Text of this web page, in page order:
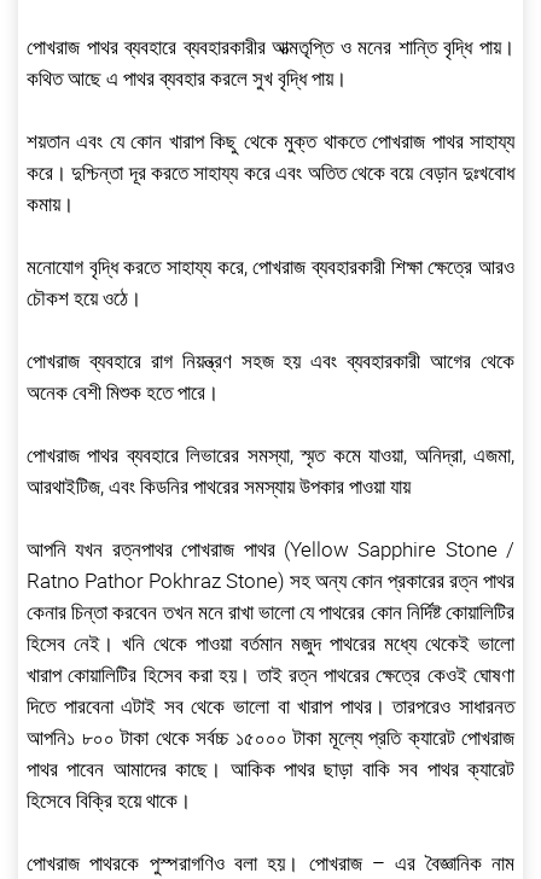
পোখরাজ পাথর ব্যবহারে ব্যবহারকারীর আত্মতৃপ্তি ও মনের শান্তি বৃদ্ধি পায়।
কথিত আছে এ পাথর ব্যবহার করলে সুখ বৃদ্ধি পায়।
শয়তান এবং যে কোন খারাপ কিছু থেকে মুক্ত থাকতে পোখরাজ পাথর সাহায্য
করে। দুশ্চিন্তা দূর করতে সাহায্য করে এবং অতিত থেকে বয়ে বেড়ান দুঃখবোধ
কমায়।
মনোযোগ বৃদ্ধি করতে সাহায্য করে, পোখরাজ ব্যবহারকারী শিক্ষা ক্ষেত্রে আরও
চৌকশ হয়ে ওঠে।
পোখরাজ ব্যবহারে রাগ নিয়ন্ত্রণ সহজ হয় এবং ব্যবহারকারী আগের থেকে
অনেক বেশী মিশুক হতে পারে।
পোখরাজ পাথর ব্যবহারে লিভারের সমস্যা, স্মৃত কমে যাওয়া, অনিদ্রা, এজমা,
আরথাইটিজ, এবং কিডনির পাথরের সমস্যায় উপকার পাওয়া যায়
আপনি যখন রত্নপাথর পোখরাজ পাথর (Yellow Sapphire Stone /
Ratno Pathor Pokhraz Stone) সহ অন্য কোন প্রকারের রত্ন পাথর
কেনার চিন্তা করবেন তখন মনে রাখা ভালো যে পাথরের কোন নির্দিষ্ট কোয়ালিটির
হিসেব নেই। খনি থেকে পাওয়া বর্তমান মজুদ পাথরের মধ্যে থেকেই ভালো
খারাপ কোয়ালিটির হিসেব করা হয়। তাই রত্ন পাথরের ক্ষেত্রে কেওই ঘোষণা
দিতে পারবেনা এটাই সব থেকে ভালো বা খারাপ পাথর। তারপরেও সাধারনত
আপনি১ ৮০০ টাকা থেকে সর্বচ্চ ১৫০০০ টাকা মূল্যে প্রতি ক্যারেট পোখরাজ
পাথর পাবেন আমাদের কাছে। আকিক পাথর ছাড়া বাকি সব পাথর ক্যারেট
হিসেবে বিক্রি হয়ে থাকে।
পোখরাজ পাথরকে পুস্পরাগণিও বলা হয়। পোখরাজ – এর বৈজ্ঞানিক নাম